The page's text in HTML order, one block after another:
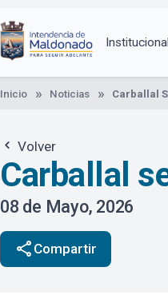
Institucional
Inicio Noticias Carballal
Volver
Carballal
08 de Mayo, 2026
share Compartir